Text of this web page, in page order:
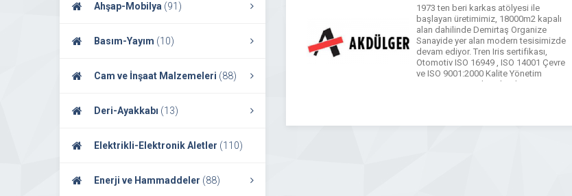
Ahşap-Mobilya (91)
Basım-Yayım (10)
Cam ve İnşaat Malzemeleri (88)
Deri-Ayakkabı (13)
Elektrikli-Elektronik Aletler (110)
Enerji ve Hammaddeler (88)
1973 ten beri karkas atölyesi ile
başlayan üretimimiz, 18000m2 kapalı
alan dahilinde Demirtaş Organize
Sanayide yer alan modern tesisimizde
devam ediyor. Tren Iris sertifikası,
Otomotiv ISO 16949 , ISO 14001 Çevre
ve ISO 9001:2000 Kalite Yönetim
Sistemi güvenceleri altında üretimimizi
[…]